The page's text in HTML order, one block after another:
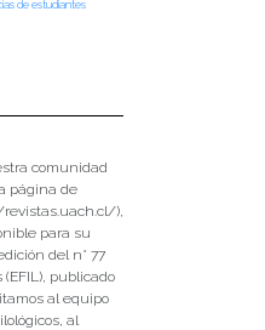
de estudiantes
comunidad
página de
),
para su
del n° 77
publicado
al equipo
al